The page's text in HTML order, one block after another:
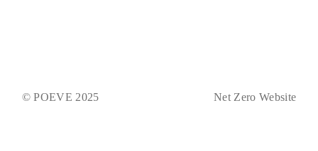
© POEVE 2025 Net Zero Website